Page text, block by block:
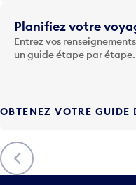
t
o
u
F
è
c
h
Précédent
Planifiez votre
Entrez vos
un guide étape par étape.
OBTENEZ VOTRE GUIDE